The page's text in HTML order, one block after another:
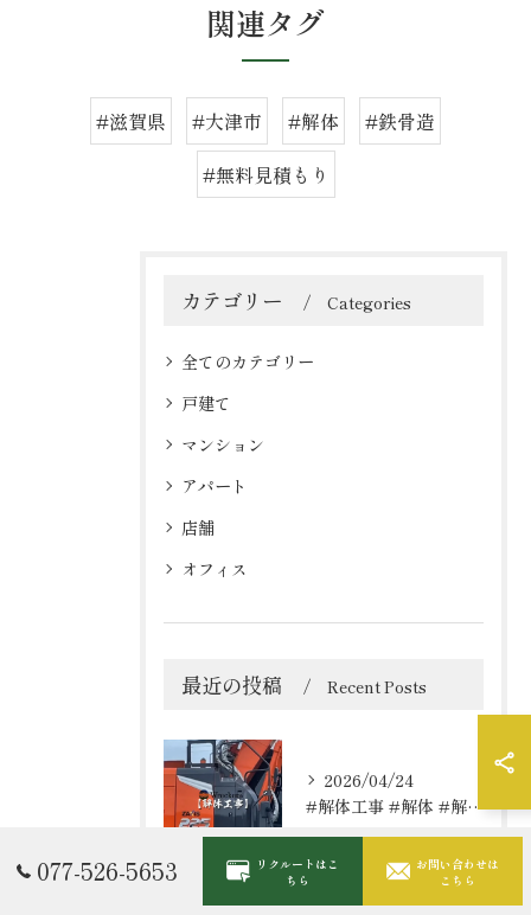
関連タグ
#滋賀県 #大津市 #解体
#鉄骨造
#無料見積もり
カテゴリー Categories
全てのカテゴリー
戸建て
マンション
アパート
店舗
オフィス
最近の投稿 Recent Posts
2026/04/24
#解体工事 #解体 #解体屋 #解体依頼はレッカーズ
2026/04/19
077-526-5653
リクルートはこ
ちら
お問い合わせは
こちら